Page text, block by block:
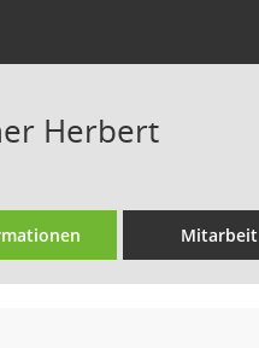
Herbert
Mitarbeit